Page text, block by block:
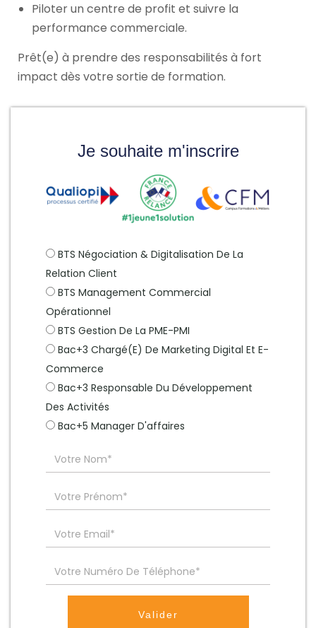
Piloter un centre de profit et suivre la
performance commerciale.
Prêt(e) à prendre des responsabilités à fort
impact dès votre sortie de formation.
Je souhaite m'inscrire
BTS Négociation & Digitalisation De La
Relation Client
BTS Management Commercial
Opérationnel
BTS Gestion De La PME-PMI
Bac+3 Chargé(e) De Marketing Digital Et E-
Commerce
Bac+3 Responsable Du Développement
Des Activités
Bac+5 Manager D'affaires
Valider